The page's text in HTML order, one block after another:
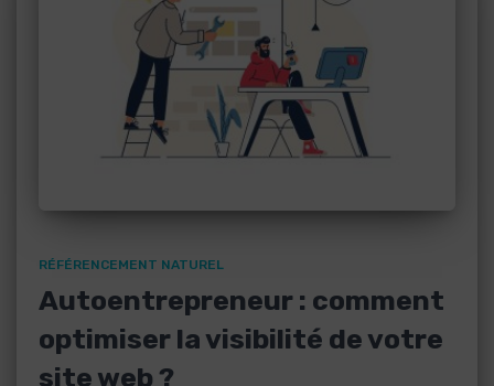
RÉFÉRENCEMENT NATUREL
Autoentrepreneur : comment
optimiser la visibilité de votre
site web ?